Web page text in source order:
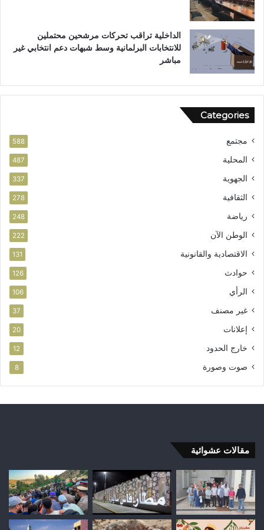
ت
ا
ل
ق
ا
ل
الداخلية تراقب تحركات مرشحين محتملين
للانتخابات البرلمانية وسط شبهات دعم انتخابي غير
مباشر
Categories
مجتمع 588
المحلية 487
الجهوية 337
الثقافية 278
رياضة 248
الوطن الآن 222
الاقتصادية والقانونية 131
حوادث 126
الرأي 106
غير مصنف 37
إعلانات 20
خارج الحدود 12
صوت وصورة 8
مقالات عشوائية